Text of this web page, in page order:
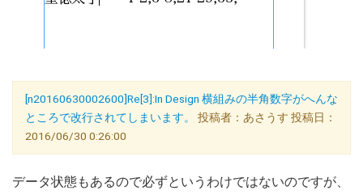
[n20160630002600]Re[3]:In Design 横組みの半角数字がへんな
ところで改行されてしまいます。
投稿者：あさうす 投稿日：
2016/06/30 0:26:00
データ状態もあるので必ずというわけではないのですが、